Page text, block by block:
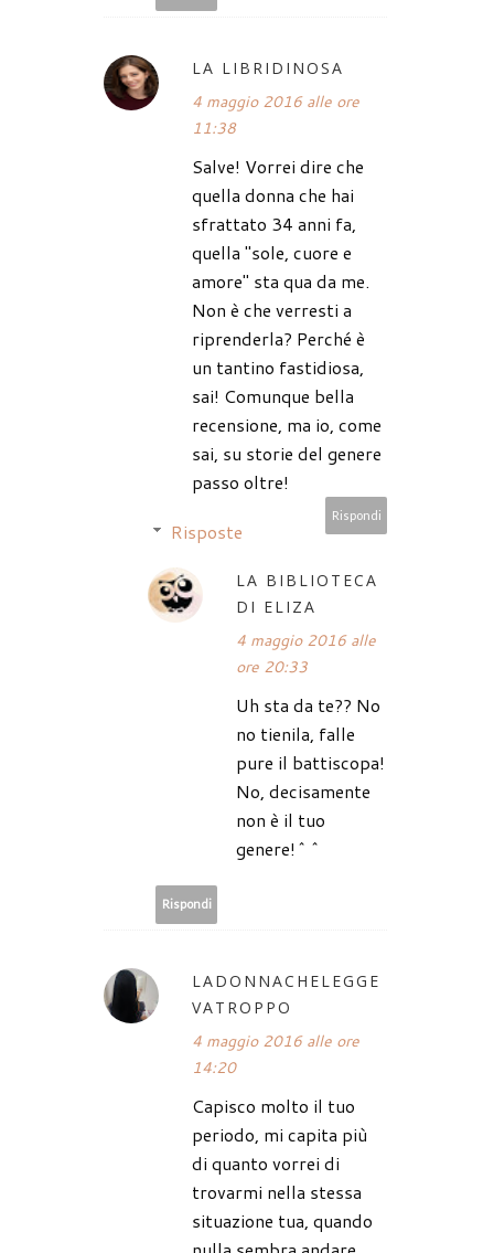
LA LIBRIDINOSA
4 maggio 2016 alle ore
11:38
Salve! Vorrei dire che
quella donna che hai
sfrattato 34 anni fa,
quella "sole, cuore e
amore" sta qua da me.
Non è che verresti a
riprenderla? Perché è
un tantino fastidiosa,
sai! Comunque bella
recensione, ma io, come
sai, su storie del genere
passo oltre!
Rispondi
Risposte
LA BIBLIOTECA
DI ELIZA
4 maggio 2016 alle
ore 20:33
Uh sta da te?? No
no tienila, falle
pure il battiscopa!
No, decisamente
non è il tuo
genere!^^
Rispondi
LADONNACHELEGGE
VATROPPO
4 maggio 2016 alle ore
14:20
Capisco molto il tuo
periodo, mi capita più
di quanto vorrei di
trovarmi nella stessa
situazione tua, quando